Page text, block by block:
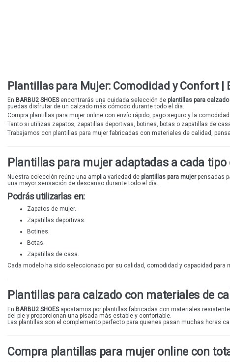
Plantillas para Mujer: Comodidad y Confort |
En BARBU2 SHOESencontrarás una cuidada selección de plantillas para
puedas disfrutar de un calzado más cómodo durante todo el día.
Compra plantillas para mujer online con envío rápido, pago seguro y la
Tanto si utilizas zapatos, zapatillas deportivas, botines, botas o zapatillas de
Trabajamos con plantillas para mujer fabricadas con materiales de calidad,
Plantillas para mujer adaptadas a cada tipo
Nuestra colección reúne una amplia variedad de plantillas para mujerpensadas
una mayor sensación de descanso durante todo el día.
Podrás utilizarlas en:
Zapatos de mujer.
Zapatillas deportivas.
Botines.
Botas.
Zapatillas de casa.
Cada modelo ha sido seleccionado por su calidad, comodidad y capacidad para
Plantillas para calzado con materiales de
En BARBU2 SHOESapostamos por plantillas fabricadas con materiales
del pie y proporcionan una pisada más estable y confortable.
Las plantillas son el complemento perfecto para quienes pasan muchas horas
Compra plantillas para mujer online con